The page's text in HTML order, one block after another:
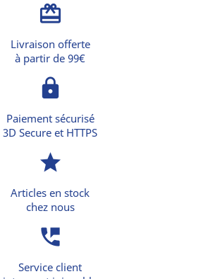
card_giftcard
Livraison offerte
à partir de 99€
lock
Paiement sécurisé
3D Secure et HTTPS
star
Articles en stock
chez nous
perm_phone_msg
Service client